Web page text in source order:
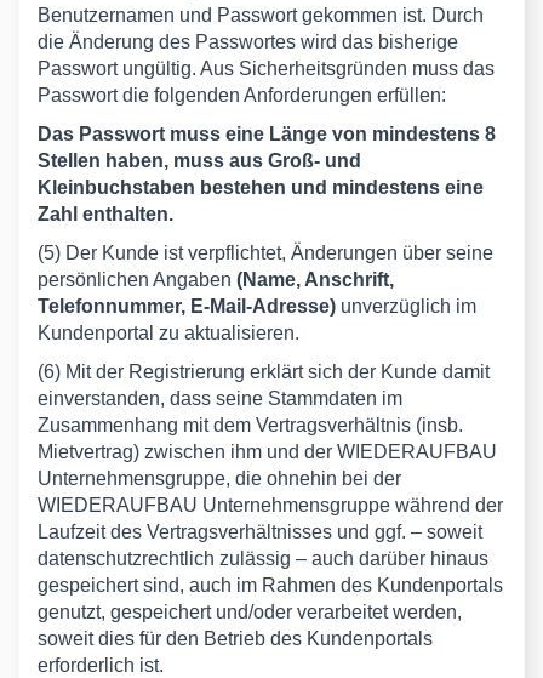
Benutzernamen und Passwort gekommen ist. Durch
die Änderung des Passwortes wird das bisherige
Passwort ungültig. Aus Sicherheitsgründen muss das
Passwort die folgenden Anforderungen erfüllen:
Das Passwort muss eine Länge von mindestens 8
Stellen haben, muss aus Groß- und
Kleinbuchstaben bestehen und mindestens eine
Zahl enthalten.
(5) Der Kunde ist verpflichtet, Änderungen über seine
persönlichen Angaben (Name, Anschrift,
Telefonnummer, E-Mail-Adresse) unverzüglich im
Kundenportal zu aktualisieren.
(6) Mit der Registrierung erklärt sich der Kunde damit
einverstanden, dass seine Stammdaten im
Zusammenhang mit dem Vertragsverhältnis (insb.
Mietvertrag) zwischen ihm und der WIEDERAUFBAU
Unternehmensgruppe, die ohnehin bei der
WIEDERAUFBAU Unternehmensgruppe während der
Laufzeit des Vertragsverhältnisses und ggf. – soweit
datenschutzrechtlich zulässig – auch darüber hinaus
gespeichert sind, auch im Rahmen des Kundenportals
genutzt, gespeichert und/oder verarbeitet werden,
soweit dies für den Betrieb des Kundenportals
erforderlich ist.